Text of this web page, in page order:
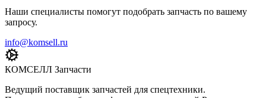
Наши специалисты помогут подобрать запчасть по вашему
запросу.
info@komsell.ru
КОМСЕЛЛ Запчасти
Ведущий поставщик запчастей для спецтехники.